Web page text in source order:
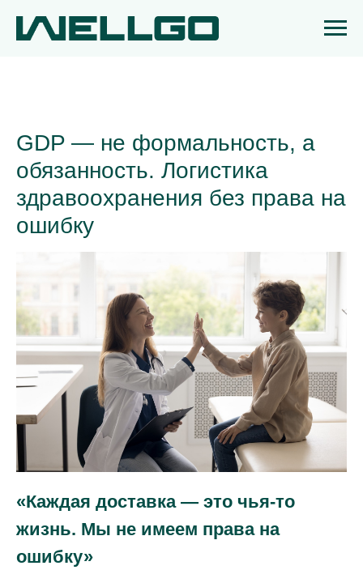
GDP — не формальность, а
обязанность. Логистика
здравоохранения без права на
ошибку
«Каждая доставка — это чья-то
жизнь. Мы не имеем права на
ошибку»